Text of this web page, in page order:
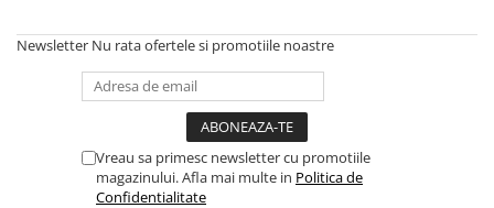
Newsletter Nu rata ofertele si promotiile noastre
Vreau sa primesc newsletter cu promotiile
magazinului. Afla mai multe in Politica de
Confidentialitate